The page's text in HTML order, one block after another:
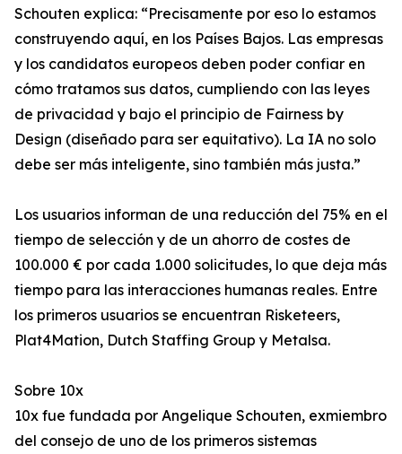
Schouten explica: “Precisamente por eso lo estamos
construyendo aquí, en los Países Bajos. Las empresas
y los candidatos europeos deben poder confiar en
cómo tratamos sus datos, cumpliendo con las leyes
de privacidad y bajo el principio de Fairness by
Design (diseñado para ser equitativo). La IA no solo
debe ser más inteligente, sino también más justa.”
Los usuarios informan de una reducción del 75% en el
tiempo de selección y de un ahorro de costes de
100.000 € por cada 1.000 solicitudes, lo que deja más
tiempo para las interacciones humanas reales. Entre
los primeros usuarios se encuentran Risketeers,
Plat4Mation, Dutch Staffing Group y Metalsa.
Sobre 10x
10x fue fundada por Angelique Schouten, exmiembro
del consejo de uno de los primeros sistemas